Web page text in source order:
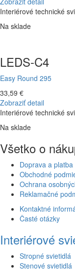
Interiérové technické
Na sklade
LEDS-C4
Easy Round 295
33,59 €
Zobraziť detail
Interiérové technické
Na sklade
Všetko o
Doprava a platba
Obchodné
Ochrana
Reklamačné
Kontaktné
Časté otázky
Interiérové
Stropné svietidlá
Stenové svietidlá